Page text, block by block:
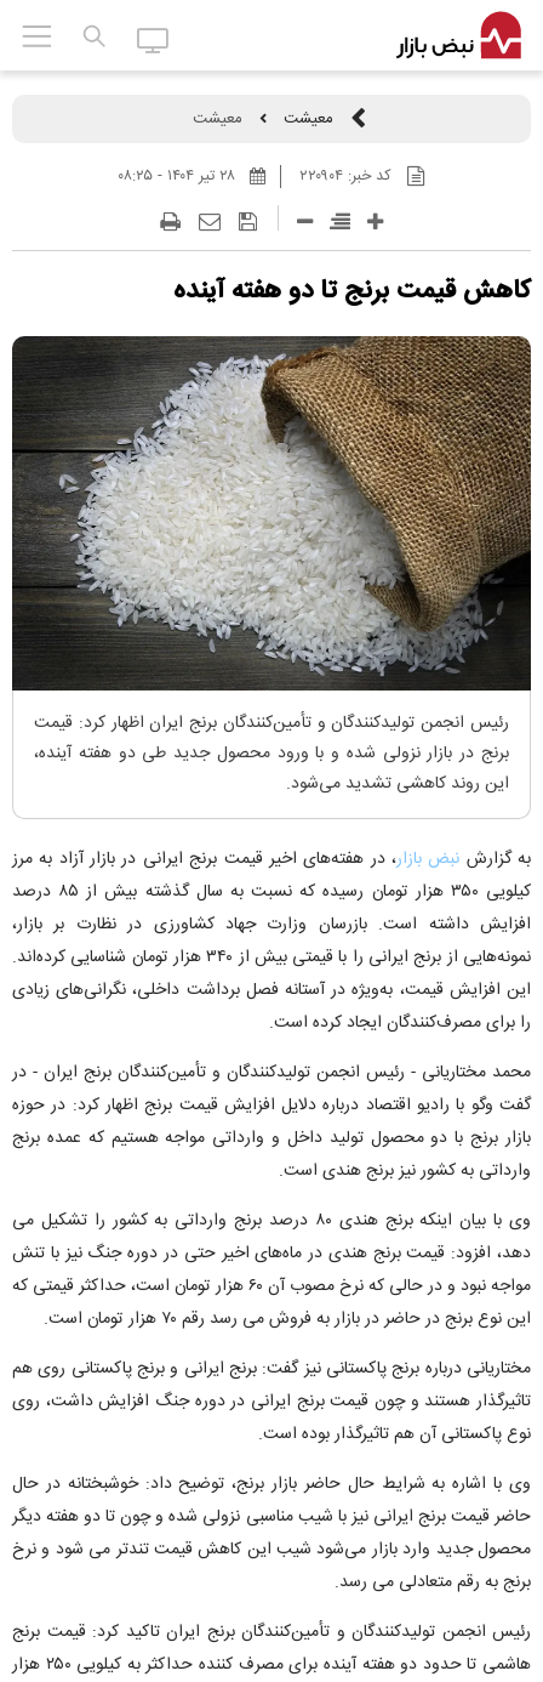
معیشت معیشت
کد خبر: ۲۲۰۹۰۴
کاهش قیمت برنج تا دو هفته آینده
رئیس انجمن تولیدکنندگان و تأمین‌کنندگان برنج ایران اظهار کرد: قیمت
برنج در بازار نزولی شده و با ورود محصول جدید طی دو هفته آینده،
این روند کاهشی تشدید می‌شود.
به گزارش نبض بازار، در هفته‌های اخیر قیمت برنج ایرانی در بازار آزاد به مرز
کیلویی ۳۵۰ هزار تومان رسیده که نسبت به سال گذشته بیش از ۸۵ درصد
افزایش داشته است. بازرسان وزارت جهاد کشاورزی در نظارت بر بازار،
نمونه‌هایی از برنج ایرانی را با قیمتی بیش از ۳۴۰ هزار تومان شناسایی کرده‌اند.
این افزایش قیمت، به‌ویژه در آستانه فصل برداشت داخلی، نگرانی‌های زیادی
را برای مصرف‌کنندگان ایجاد کرده است.
محمد مختاریانی - رئیس انجمن تولیدکنندگان و تأمین‌کنندگان برنج ایران - در
گفت وگو با رادیو اقتصاد درباره دلایل افزایش قیمت برنج اظهار کرد: در حوزه
بازار برنج با دو محصول تولید داخل و وارداتی مواجه هستیم که عمده برنج
وارداتی به کشور نیز برنج هندی است.
وی با بیان اینکه برنج هندی ۸۰ درصد برنج وارداتی به کشور را تشکیل می
دهد، افزود: قیمت برنج هندی در ماه‌های اخیر حتی در دوره جنگ نیز با تنش
مواجه نبود و در حالی که نرخ مصوب آن ۶۰ هزار تومان است، حداکثر قیمتی که
این نوع برنج در حاضر در بازار به فروش می رسد رقم ۷۰ هزار تومان است.
مختاریانی درباره برنج پاکستانی نیز گفت: برنج ایرانی و برنج پاکستانی روی هم
تاثیرگذار هستند و چون قیمت برنج ایرانی در دوره جنگ افزایش داشت، روی
نوع پاکستانی آن هم تاثیرگذار بوده است.
وی با اشاره به شرایط حال حاضر بازار برنج، توضیح داد: خوشبختانه در حال
حاضر قیمت برنج ایرانی نیز با شیب مناسبی نزولی شده و چون تا دو هفته دیگر
محصول جدید وارد بازار می‌شود شیب این کاهش قیمت تندتر می شود و نرخ
برنج به رقم متعادلی می رسد.
رئیس انجمن تولیدکنندگان و تأمین‌کنندگان برنج ایران تاکید کرد: قیمت برنج
هاشمی تا حدود دو هفته آینده برای مصرف کننده حداکثر به کیلویی ۲۵۰ هزار